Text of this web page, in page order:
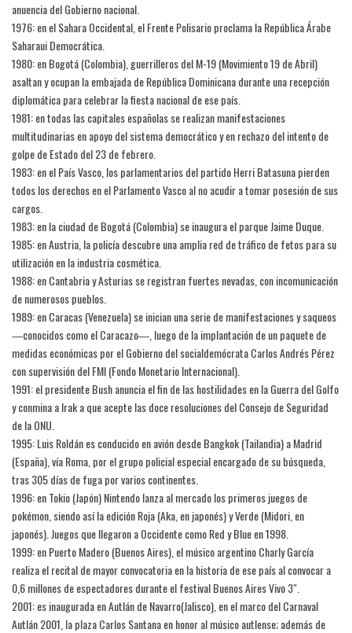
anuencia del Gobierno nacional.
1976: en el Sahara Occidental, el Frente Polisario proclama la República Árabe
Saharaui Democrática.
1980: en Bogotá (Colombia), guerrilleros del M-19 (Movimiento 19 de Abril)
asaltan y ocupan la embajada de República Dominicana durante una recepción
diplomática para celebrar la fiesta nacional de ese país.
1981: en todas las capitales españolas se realizan manifestaciones
multitudinarias en apoyo del sistema democrático y en rechazo del intento de
golpe de Estado del 23 de febrero.
1983: en el País Vasco, los parlamentarios del partido Herri Batasuna pierden
todos los derechos en el Parlamento Vasco al no acudir a tomar posesión de sus
cargos.
1983: en la ciudad de Bogotá (Colombia) se inaugura el parque Jaime Duque.
1985: en Austria, la policía descubre una amplia red de tráfico de fetos para su
utilización en la industria cosmética.
1988: en Cantabria y Asturias se registran fuertes nevadas, con incomunicación
de numerosos pueblos.
1989: en Caracas (Venezuela) se inician una serie de manifestaciones y saqueos
―conocidos como el Caracazo―, luego de la implantación de un paquete de
medidas económicas por el Gobierno del socialdemócrata Carlos Andrés Pérez
con supervisión del FMI (Fondo Monetario Internacional).
1991: el presidente Bush anuncia el fin de las hostilidades en la Guerra del Golfo
y conmina a Irak a que acepte las doce resoluciones del Consejo de Seguridad
de la ONU.
1995: Luis Roldán es conducido en avión desde Bangkok (Tailandia) a Madrid
(España), vía Roma, por el grupo policial especial encargado de su búsqueda,
tras 305 días de fuga por varios continentes.
1996: en Tokio (Japón) Nintendo lanza al mercado los primeros juegos de
pokémon, siendo así la edición Roja (Aka, en japonés) y Verde (Midori, en
japonés). Juegos que llegaron a Occidente como Red y Blue en 1998.
1999: en Puerto Madero (Buenos Aires), el músico argentino Charly García
realiza el recital de mayor convocatoria en la historia de ese país al convocar a
0,6 millones de espectadores durante el festival Buenos Aires Vivo 3″.
2001: es inaugurada en Autlán de Navarro(Jalisco), en el marco del Carnaval
Autlán 2001, la plaza Carlos Santana en honor al músico autlense; además de